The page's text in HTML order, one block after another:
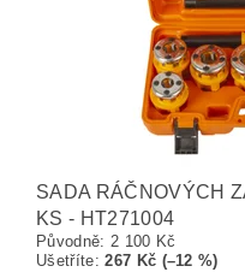
SADA RÁČNOVÝCH
KS - HT271004
Původně: 2 100 Kč
Ušetříte:267 Kč (–12 %)